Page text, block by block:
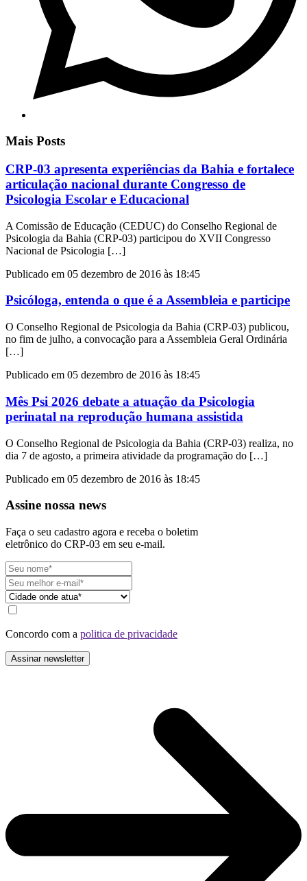
Mais Posts
CRP-03 apresenta experiências da Bahia e fortalece
articulação nacional durante Congresso de
Psicologia Escolar e Educacional
A Comissão de Educação (CEDUC) do Conselho Regional de
Psicologia da Bahia (CRP-03) participou do XVII Congresso
Nacional de Psicologia […]
Publicado em 05 dezembro de 2016 às 18:45
Psicóloga, entenda o que é a Assembleia e participe
O Conselho Regional de Psicologia da Bahia (CRP-03) publicou,
no fim de julho, a convocação para a Assembleia Geral Ordinária
[…]
Publicado em 05 dezembro de 2016 às 18:45
Mês Psi 2026 debate a atuação da Psicologia
perinatal na reprodução humana assistida
O Conselho Regional de Psicologia da Bahia (CRP-03) realiza, no
dia 7 de agosto, a primeira atividade da programação do […]
Publicado em 05 dezembro de 2016 às 18:45
Assine nossa news
Faça o seu cadastro agora e receba o boletim
eletrônico do CRP-03 em seu e-mail.
Concordo com a politica de privacidade